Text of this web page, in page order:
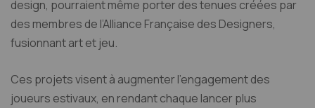
design, pourraient même porter des tenues créées par
des membres de l’Alliance Française des Designers,
fusionnant art et jeu.
Ces projets visent à augmenter l’engagement des
joueurs estivaux, en rendant chaque lancer plus